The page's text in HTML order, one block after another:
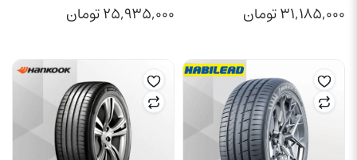
۳۱,۱۸۵,۰۰۰تومان ۲۵,۹۳۵,۰۰۰تومان